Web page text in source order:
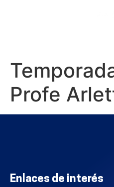
Profe
Enlaces de interés